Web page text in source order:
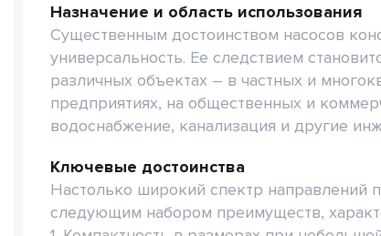
Назначение и область использования
Существенным достоинством насосов
универсальность. Ее следствием
различных объектах – в частных и
предприятиях, на общественных и
водоснабжение, канализация и другие
Ключевые достоинства
Настолько широкий спектр направлений
следующим набором преимуществ,